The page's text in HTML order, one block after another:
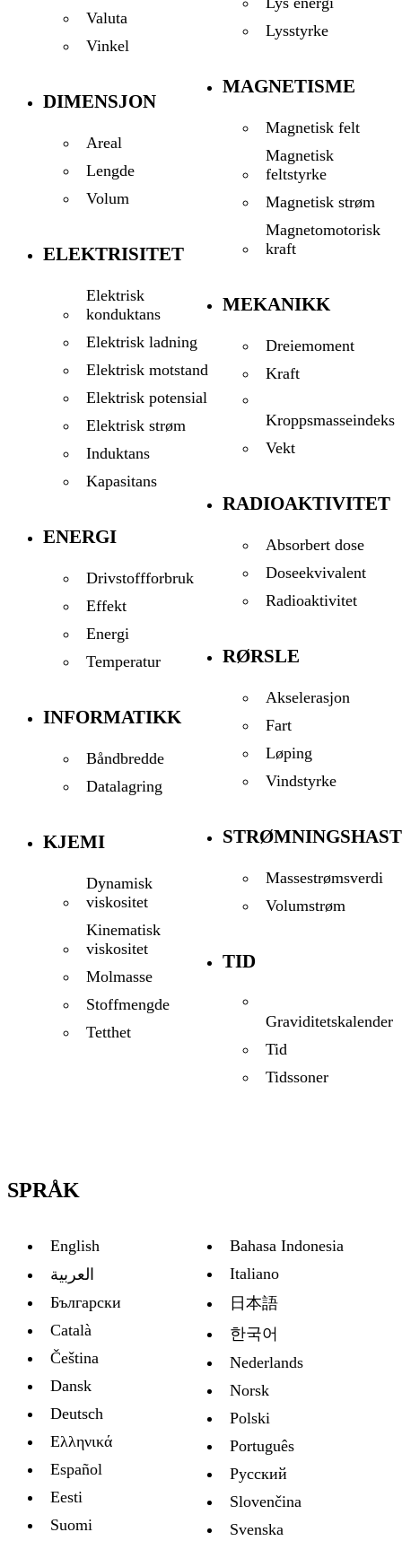
Valuta
Vinkel
DIMENSJON
Areal
Lengde
Volum
ELEKTRISITET
Elektrisk
konduktans
Elektrisk ladning
Elektrisk motstand
Elektrisk potensial
Elektrisk strøm
Induktans
Kapasitans
ENERGI
Drivstoffforbruk
Effekt
Energi
Temperatur
INFORMATIKK
Båndbredde
Datalagring
KJEMI
Dynamisk
viskositet
Kinematisk
viskositet
Molmasse
Stoffmengde
Tetthet
Lysstyrke
MAGNETISME
Magnetisk felt
Magnetisk
feltstyrke
Magnetisk strøm
Magnetomotorisk
kraft
MEKANIKK
Dreiemoment
Kraft
Kroppsmasseindeks
Vekt
RADIOAKTIVITET
Absorbert dose
Doseekvivalent
Radioaktivitet
RØRSLE
Akselerasjon
Fart
Løping
Vindstyrke
Massestrømsverdi
Volumstrøm
TID
Graviditetskalender
Tid
Tidssoner
SPRÅK
English
العربية
Български
Català
Čeština
Dansk
Deutsch
Ελληνικά
Español
Eesti
Suomi
Bahasa Indonesia
Italiano
日本語
한국어
Nederlands
Norsk
Polski
Português
Русский
Slovenčina
Svenska